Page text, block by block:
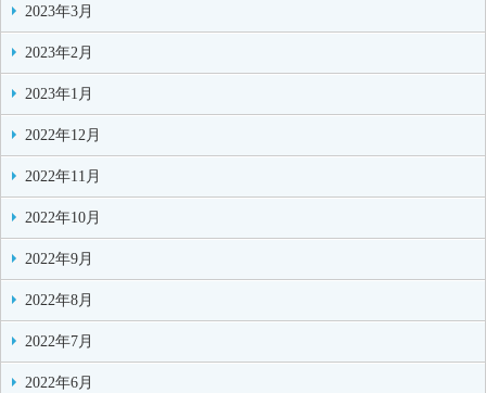
2023年3月
2023年2月
2023年1月
2022年12月
2022年11月
2022年10月
2022年9月
2022年8月
2022年7月
2022年6月